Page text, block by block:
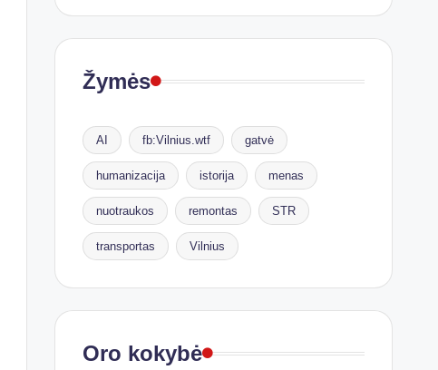
Žymės
AI fb:Vilnius.wtf gatvė
humanizacija istorija menas
nuotraukos remontas STR
transportas Vilnius
Oro kokybė